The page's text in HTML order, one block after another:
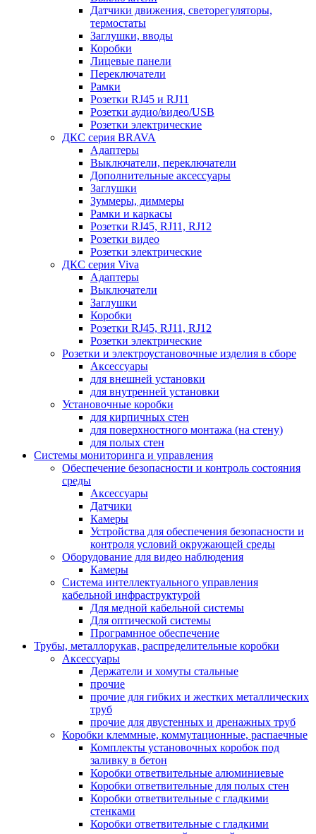
Датчики движения, светорегуляторы,
термостаты
Заглушки, вводы
Коробки
Лицевые панели
Переключатели
Рамки
Розетки RJ45 и RJ11
Розетки аудио/видео/USB
Розетки электрические
ДКС серия BRAVA
Адаптеры
Выключатели, переключатели
Дополнительные аксессуары
Заглушки
Зуммеры, диммеры
Рамки и каркасы
Розетки RJ45, RJ11, RJ12
Розетки видео
Розетки электрические
ДКС серия Viva
Адаптеры
Выключатели
Заглушки
Коробки
Розетки RJ45, RJ11, RJ12
Розетки электрические
Розетки и электроустановочные изделия в сборе
Аксессуары
для внешней установки
для внутренней установки
Установочные коробки
для кирпичных стен
для поверхностного монтажа (на стену)
для полых стен
Системы мониторинга и управления
Обеспечение безопасности и контроль состояния
среды
Аксессуары
Датчики
Камеры
Устройства для обеспечения безопасности и
контроля условий окружающей среды
Оборудование для видео наблюдения
Камеры
Система интеллектуального управления
кабельной инфраструктурой
Для медной кабельной системы
Для оптической системы
Програмнное обеспечение
Трубы, металлорукав, распределительные коробки
Аксессуары
Держатели и хомуты стальные
прочие
прочие для гибких и жестких металлических
труб
прочие для двустенных и дренажных труб
Коробки клеммные, коммутационные, распаечные
Комплекты установочных коробок под
заливку в бетон
Коробки ответвительные алюминиевые
Коробки ответвительные для полых стен
Коробки ответвительные с гладкими
стенками
Коробки ответвительные с гладкими